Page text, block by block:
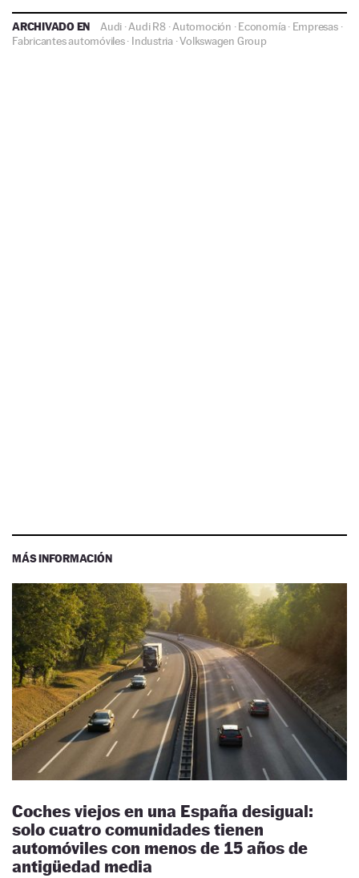
ARCHIVADO EN Audi ·Audi R8·Automoción ·Economía· Empresas·
Fabricantes automóviles· Industria·Volkswagen Group
MÁS INFORMACIÓN
Coches viejos en una España desigual:
solo cuatro comunidades tienen
automóviles con menos de 15 años de
antigüedad media